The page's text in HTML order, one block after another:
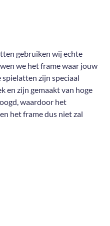
gebruiken wij echte
we het frame waar jouw
zijn speciaal
en zijn gemaakt van hoge
waardoor het
het frame dus niet zal